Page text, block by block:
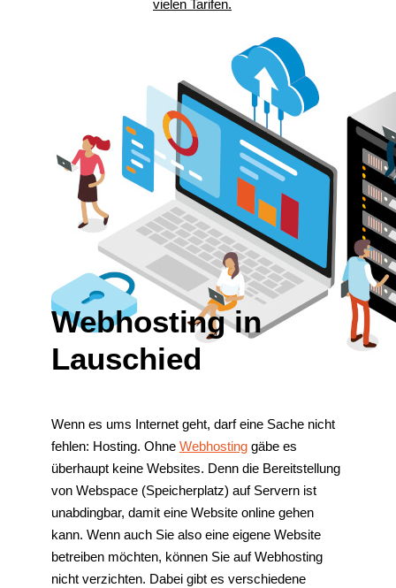
vielen Tarifen.
Webhosting in
Lauschied
Wenn es ums Internet geht, darf eine Sache nicht
fehlen: Hosting. Ohne Webhosting gäbe es
überhaupt keine Websites. Denn die Bereitstellung
von Webspace (Speicherplatz) auf Servern ist
unabdingbar, damit eine Website online gehen
kann. Wenn auch Sie also eine eigene Website
betreiben möchten, können Sie auf Webhosting
nicht verzichten. Dabei gibt es verschiedene